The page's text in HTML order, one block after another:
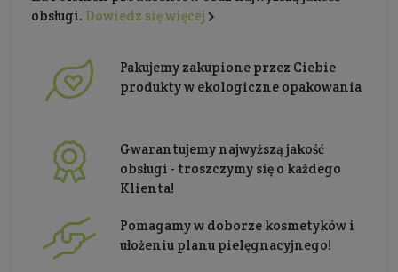
obsługi. Dowiedz się więcej
Pakujemy zakupione przez Ciebie
produkty w ekologiczne opakowania
Gwarantujemy najwyższą jakość
obsługi - troszczymy się o każdego
Klienta!
Pomagamy w doborze kosmetyków i
ułożeniu planu pielęgnacyjnego!